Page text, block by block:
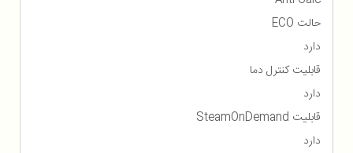
حالت ECO
دارد
قابلیت کنترل دما
دارد
قابلیت SteamOnDemand
دارد